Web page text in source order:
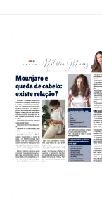
FALE
CONOSCO
Copyright
2024
Desenvolvido
por
Hesea
.
.